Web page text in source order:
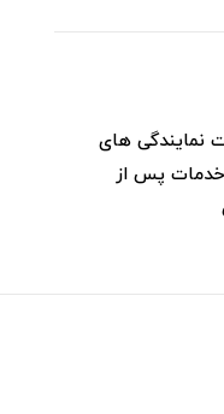
نمایندگی های
پس از